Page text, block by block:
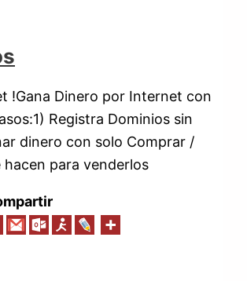
!Gana Dinero por Internet con
Registra Dominios sin
dinero con solo Comprar /
para venderlos